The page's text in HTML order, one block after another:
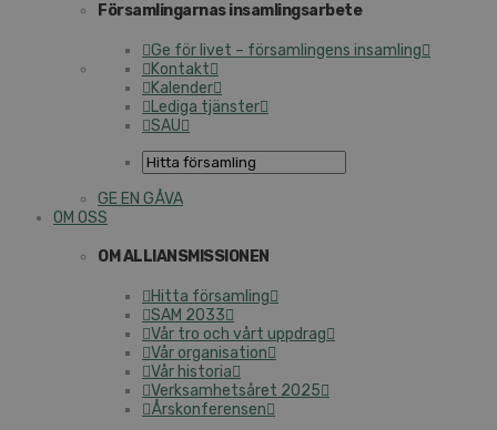
Församlingarnas insamlingsarbete
Ge för livet – församlingens insamling
Kontakt
Kalender
Lediga tjänster
SAU
GE EN GÅVA
OM OSS
OM ALLIANSMISSIONEN
Hitta församling
SAM 2033
Vår tro och vårt uppdrag
Vår organisation
Vår historia
Verksamhetsåret 2025
Årskonferensen